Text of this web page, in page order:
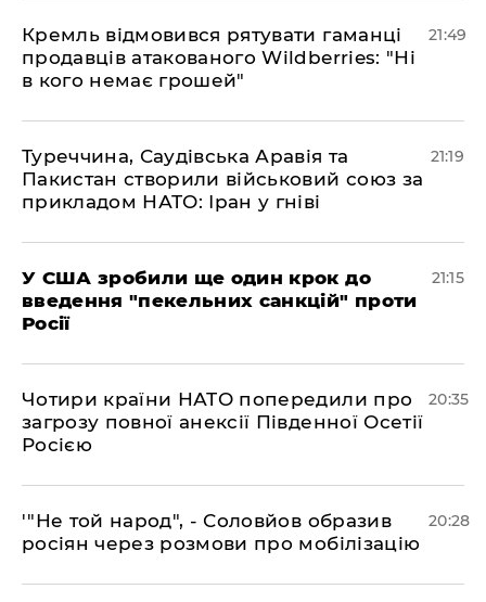
​Кремль відмовився рятувати гаманці
продавців атакованого Wildberries: "Ні
в кого немає грошей"
21:49
​Туреччина, Саудівська Аравія та
Пакистан створили військовий союз за
прикладом НАТО: Іран у гніві
21:19
​У США зробили ще один крок до
введення "пекельних санкцій" проти
Росії
21:15
​Чотири країни НАТО попередили про
загрозу повної анексії Південної Осетії
Росією
20:35
​'"Не той народ", - Соловйов образив
росіян через розмови про мобілізацію
20:28